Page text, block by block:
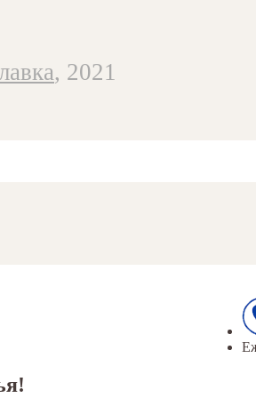
, 2021